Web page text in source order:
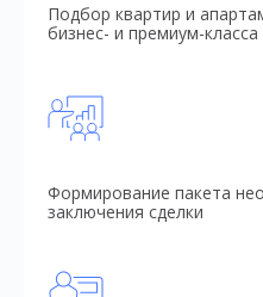
Подбор квартир и
бизнес- и премиум-класса
Формирование пакета
заключения сделки